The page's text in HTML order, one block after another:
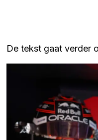
De tekst gaat verder